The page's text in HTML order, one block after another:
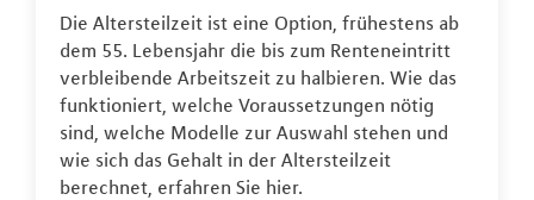
Die Altersteilzeit ist eine Option, frühestens ab
dem 55. Lebensjahr die bis zum Renteneintritt
verbleibende Arbeitszeit zu halbieren. Wie das
funktioniert, welche Voraussetzungen nötig
sind, welche Modelle zur Auswahl stehen und
wie sich das Gehalt in der Altersteilzeit
berechnet, erfahren Sie hier.